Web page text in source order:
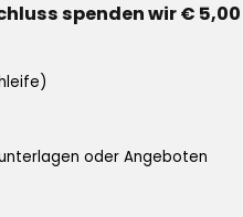
spenden wir €
oder Angeboten